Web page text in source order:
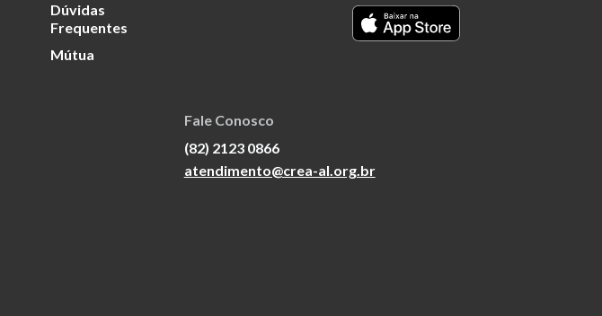
Dúvidas
Frequentes
Mútua
Fale Conosco
(82) 2123 0866
atendimento@crea-al.org.br